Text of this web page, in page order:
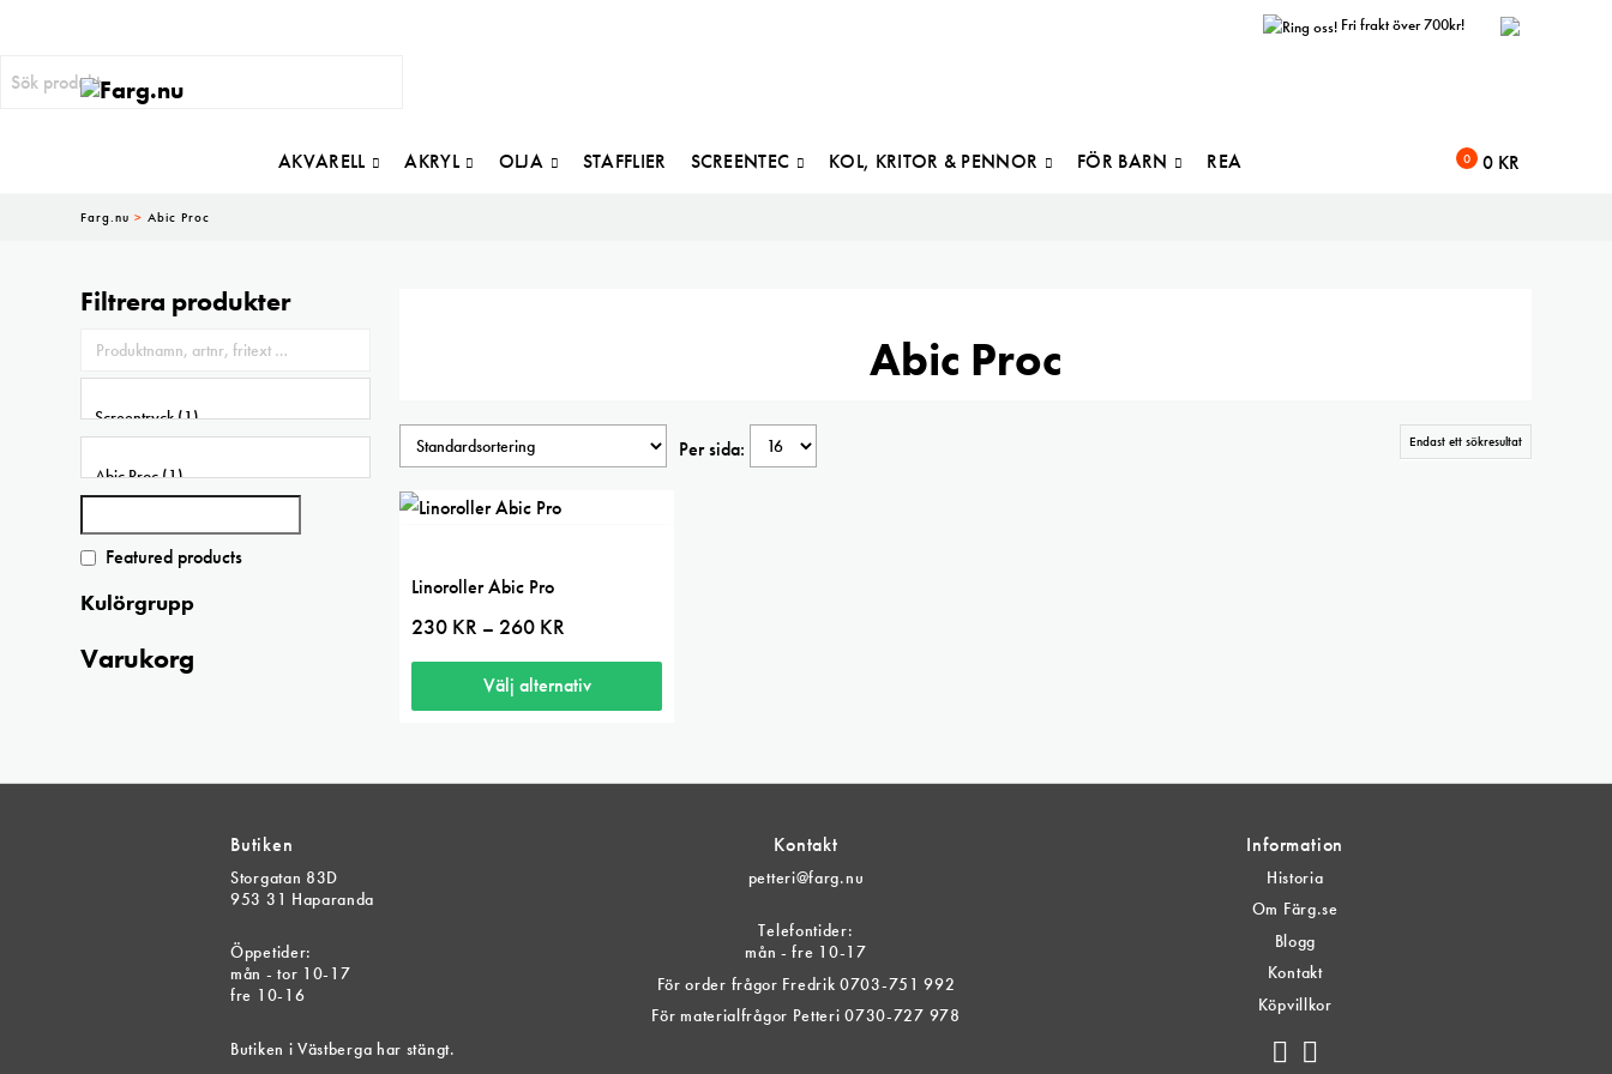
Fri frakt över 700kr!
0 0 KR
AKVARELL AKRYL OLJA STAFFLIER SCREENTEC KOL, KRITOR & PENNOR FÖR BARN REA
Farg.nu >Abic Proc
Abic Proc
Endast ett sökresultat
Per sida:
Linoroller Abic Pro
230 KR – 260 KR
till
260 kr
Välj alternativ
produkten
väljas
Filtrera produkter
Featured products
Kulörgrupp
Varukorg
Butiken
Storgatan 83D
953 31 Haparanda
Öppetider:
mån - tor 10-17
fre 10-16
Butiken i Västberga har stängt.
Kontakt
petteri@farg.nu
Telefontider:
mån - fre 10-17
För order frågor Fredrik 0703-751 992
För materialfrågor Petteri 0730-727 978
Information
Historia
Om Färg.se
Blogg
Kontakt
Köpvillkor